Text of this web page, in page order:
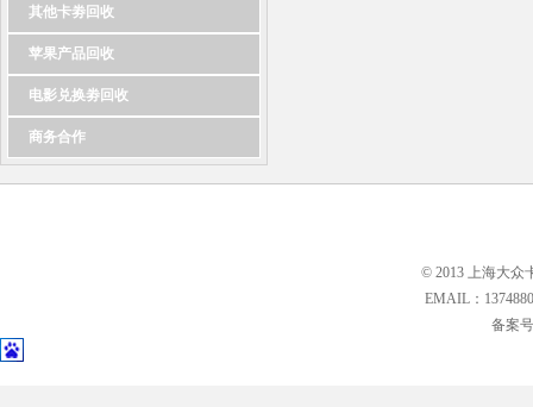
其他卡劵回收
苹果产品回收
电影兑换劵回收
商务合作
© 2013 上海大众
EMAIL：
备案